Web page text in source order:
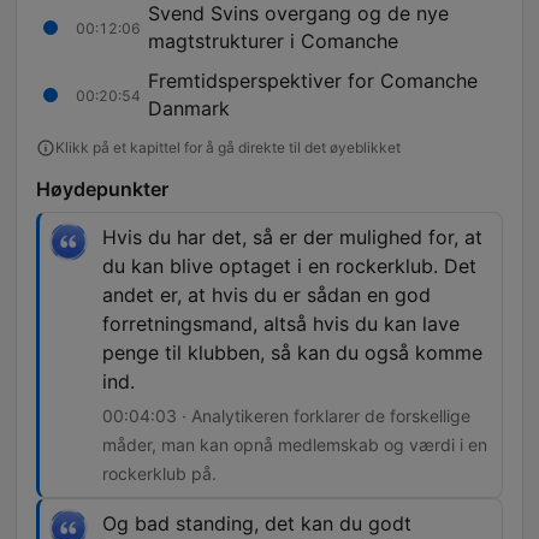
00:12:06
Svend Svins overgang og de nye
magtstrukturer i Comanche
00:20:54
Fremtidsperspektiver for Comanche
Danmark
Klikk på et kapittel for å gå direkte til det øyeblikket
Høydepunkter
Hvis du har det, så er der mulighed for, at
du kan blive optaget i en rockerklub. Det
andet er, at hvis du er sådan en god
forretningsmand, altså hvis du kan lave
penge til klubben, så kan du også komme
ind.
00:04:03 · Analytikeren forklarer de forskellige
måder, man kan opnå medlemskab og værdi i en
rockerklub på.
Og bad standing, det kan du godt